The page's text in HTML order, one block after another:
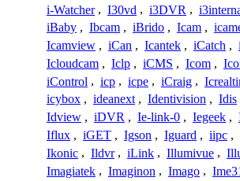
i-Watcher , I30vd , i3DVR ,
iBaby , Ibcam , iBrido , Icam ,
Icamview , iCan , Icantek , iCatch ,
Icloudcam , Iclp , iCMS , Icom ,
iControl , icp , icpe , iCraig ,
icybox , ideanext , Identivision , Idis
Idview , iDVR , Ie-link-0 , Iegeek ,
Iflux , iGET , Igson , Iguard , iipc ,
Ikonic , Ildvr , iLink , Illumivue ,
Imagiatek , Imaginon , Imago ,